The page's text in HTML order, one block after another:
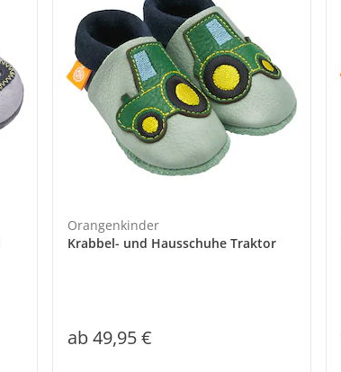
Orangenkinder
Krabbel- und Hausschuhe Traktor
ab 49,95 €